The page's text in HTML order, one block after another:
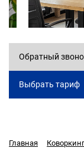
Обратный
Выбрать тариф
Главная Коворкинг